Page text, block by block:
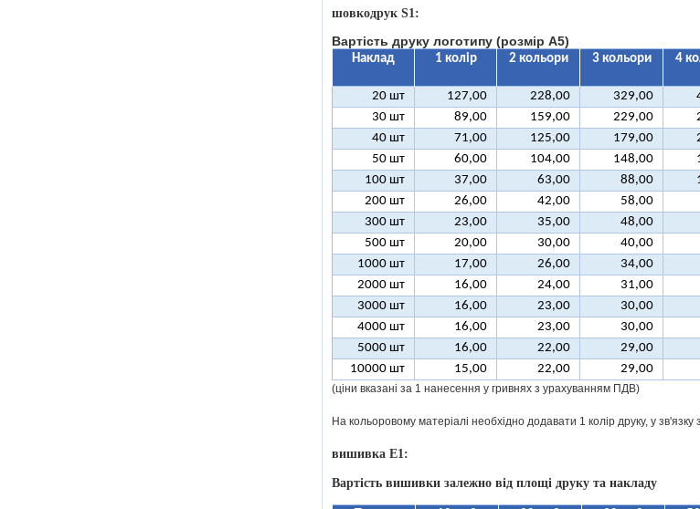
шовкодрук S1:
Вартість друку логотипу (розмір А5)
Наклад 1 колір 2 кольори 3 кольори 4
20 шт
127,00 228,00 329,00
30 шт
89,00 159,00 229,00
40 шт
71,00 125,00 179,00
50 шт
60,00 104,00 148,00
100 шт
37,00 63,00 88,00
200 шт
26,00 42,00 58,00
300 шт
23,00 35,00 48,00
500 шт
20,00 30,00 40,00
1000 шт
17,00 26,00 34,00
2000 шт
16,00 24,00 31,00
3000 шт
16,00 23,00 30,00
4000 шт
16,00 23,00 30,00
5000 шт
16,00 22,00 29,00
10000 шт
15,00 22,00 29,00
(ціни вказані за 1 нанесення у гривнях з урахуванням ПДВ)
На кольоровому матеріалі необхідно додавати 1 колір друку, у
вишивка E1:
Вартість вишивки залежно від площі друку та накладу